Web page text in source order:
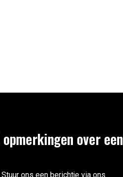
over een
ons een berichtje via ons